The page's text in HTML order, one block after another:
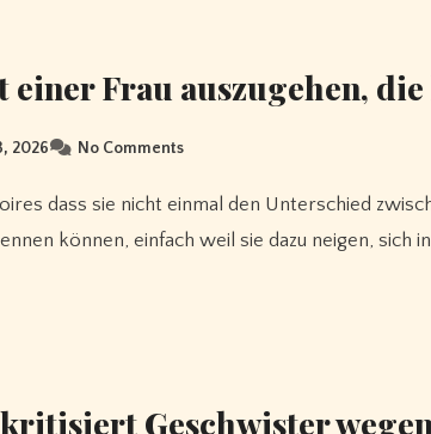
einer Frau auszugehen,
2026 No Comments
können, einfach weil sie dazu neigen, sich
Geschwister